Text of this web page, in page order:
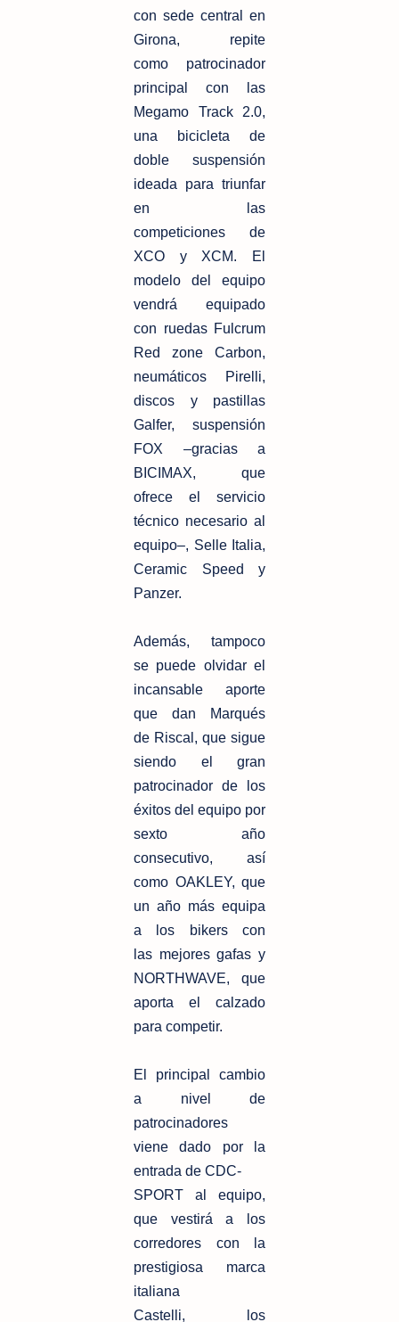
con sede central en
Girona, repite
como patrocinador
principal con las
Megamo Track 2.0,
una bicicleta de
doble suspensión
ideada para triunfar
en las
competiciones de
XCO y XCM. El
modelo del equipo
vendrá equipado
con ruedas Fulcrum
Red zone Carbon,
neumáticos
Pirelli,
discos y pastillas
Galfer, suspensión
FOX –gracias a
BICIMAX, que
ofrece el servicio
técnico necesario al
equipo–, Selle Italia,
Ceramic Speed y
Panzer.
Además, tampoco
se puede olvidar el
incansable aporte
que dan Marqués
de Riscal, que sigue
siendo el gran
patrocinador de los
éxitos del equipo por
sexto año
consecutivo, así
como OAKLEY, que
un año más equipa
a los bikers con
las mejores gafas y
NORTHWAVE, que
aporta el calzado
para competir.
El principal cambio
a nivel de
patrocinadores
viene dado por la
entrada de CDC-
SPORT al equipo,
que vestirá a los
corredores con la
prestigiosa marca
italiana
Castelli, los